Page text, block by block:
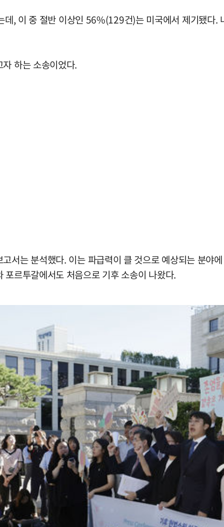
, 이 중 절반 이상인 56%(129건)는 미국에서 제기됐다
하는 소송이었다.
서는 분석했다. 이는 파급력이 클 것으로 예상되는 분야
르투갈에서도 처음으로 기후 소송이 나왔다.